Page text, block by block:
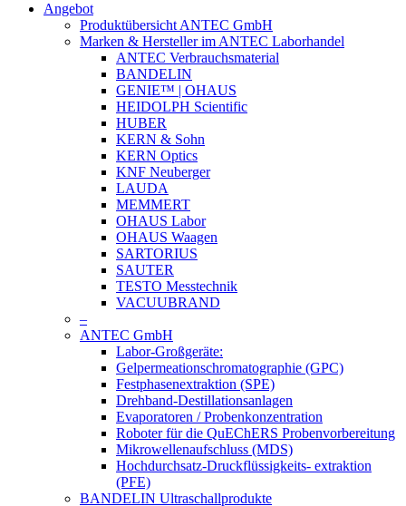
Angebot
Produktübersicht ANTEC GmbH
Marken & Hersteller im ANTEC Laborhandel
ANTEC Verbrauchsmaterial
BANDELIN
GENIE™ | OHAUS
HEIDOLPH Scientific
HUBER
KERN & Sohn
KERN Optics
KNF Neuberger
LAUDA
MEMMERT
OHAUS Labor
OHAUS Waagen
SARTORIUS
SAUTER
TESTO Messtechnik
VACUUBRAND
–
ANTEC GmbH
Labor-Großgeräte:
Gelpermeationschromatographie (GPC)
Festphasenextraktion (SPE)
Drehband-Destillationsanlagen
Evaporatoren / Probenkonzentration
Roboter für die QuEChERS Probenvorbereitung
Mikrowellenaufschluss (MDS)
Hochdurchsatz-Druckflüssigkeits- extraktion
(PFE)
BANDELIN Ultraschallprodukte